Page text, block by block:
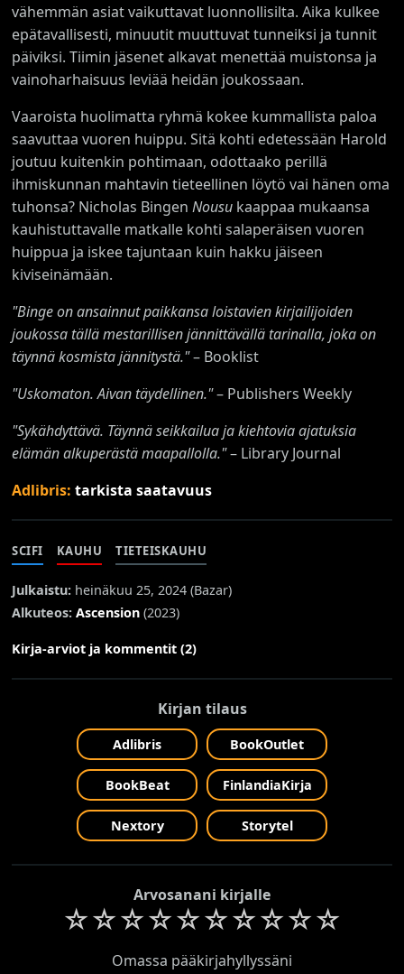
vähemmän asiat vaikuttavat luonnollisilta. Aika kulkee
epätavallisesti, minuutit muuttuvat tunneiksi ja tunnit
päiviksi. Tiimin jäsenet alkavat menettää muistonsa ja
vainoharhaisuus leviää heidän joukossaan.
Vaaroista huolimatta ryhmä kokee kummallista paloa
saavuttaa vuoren huippu. Sitä kohti edetessään Harold
joutuu kuitenkin pohtimaan, odottaako perillä
ihmiskunnan mahtavin tieteellinen löytö vai hänen oma
tuhonsa? Nicholas BingenNousu kaappaa mukaansa
kauhistuttavalle matkalle kohti salaperäisen vuoren
huippua ja iskee tajuntaan kuin hakku jäiseen
kiviseinämään.
"Binge on ansainnut paikkansa loistavien kirjailijoiden
joukossa tällä mestarillisen jännittävällä tarinalla, joka on
täynnä kosmista jännitystä."– Booklist
"Uskomaton. Aivan täydellinen."– Publishers Weekly
"Sykähdyttävä. Täynnä seikkailua ja kiehtovia ajatuksia
elämän alkuperästä maapallolla."– Library Journal
Adlibris:tarkista saatavuus
SCIFI KAUHU TIETEISKAUHU
Julkaistu: heinäkuu 25, 2024 (Bazar)
Alkuteos: Ascension (2023)
Kirja-arviot ja kommentit (2)
Kirjan tilaus
Adlibris BookOutlet
BookBeat FinlandiaKirja
Nextory Storytel
Arvosanani kirjalle
☆☆☆☆☆☆☆☆☆☆
Omassa pääkirjahyllyssäni